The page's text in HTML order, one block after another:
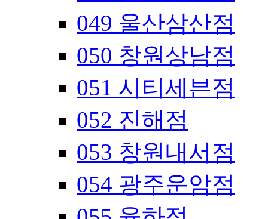
049 울산삼산점
050 창원상남점
051 시티세븐점
052 진해점
053 창원내서점
054 광주운암점